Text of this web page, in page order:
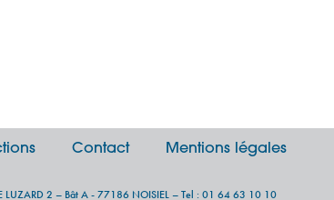
Contact Mentions légales
2 – Bât A - 77186 NOISIEL – Tel : 01 64 63 10 10